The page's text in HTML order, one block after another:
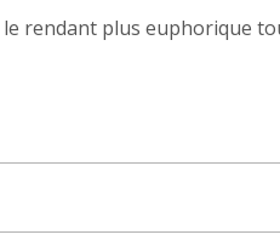
rendant plus euphorique